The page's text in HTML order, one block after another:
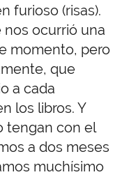
furioso (risas).
ocurrió una
momento, pero
que
a cada
los libros. Y
tengan con el
a dos meses
muchísimo